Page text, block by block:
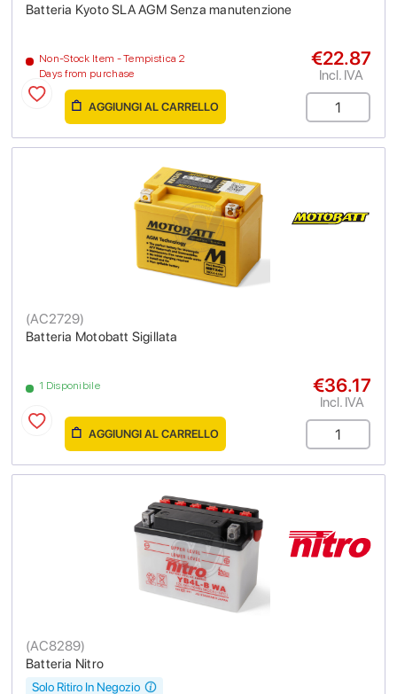
Batteria Kyoto SLA AGM Senza manutenzione
Non-Stock Item - Tempistica 2
Days from purchase
€22.87
Incl. IVA
AGGIUNGI AL CARRELLO
Batteria Motobatt Sigillata
(AC2729)
1 Disponibile €36.17
Incl. IVA
AGGIUNGI AL CARRELLO
Batteria Nitro
(AC8289)
Solo Ritiro In Negozio